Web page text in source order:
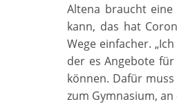
Altena braucht
kann, das hat
Wege einfacher.
der es Angebote
können. Dafür
zum Gymnasium,